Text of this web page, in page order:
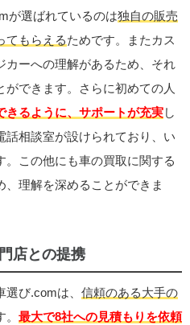
が選ばれているのは独自の販売
てもらえるためです。またカス
カーへの理解があるため、それ
できます。さらに初めての人
きるように、サポートが充実し
相談室が設けられており、い
この他にも車の買取に関する
、理解を深めることができま
店との提携
び.comは、 信頼のある大手の
最大で8社への見積もりを依頼